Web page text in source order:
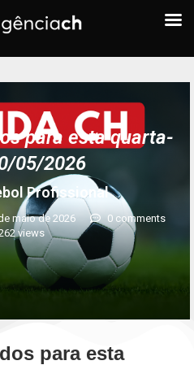
para esta quarta-
05/2026
Profissional
maio de 2026
0 comments
views
para esta